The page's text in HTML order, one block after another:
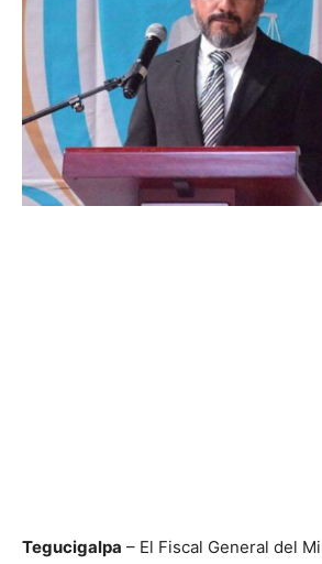
Tegucigalpa – El Fiscal General del